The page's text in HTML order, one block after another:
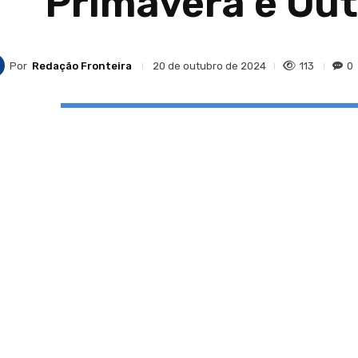
Por Redação Fronteira 20 de outubro de 2024 113 0